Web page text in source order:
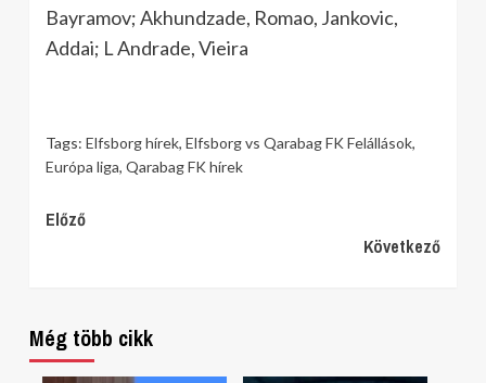
Bayramov; Akhundzade, Romao, Jankovic,
Addai; L Andrade, Vieira
Tags: Elfsborg hírek, Elfsborg vs Qarabag FK Felállások,
Európa liga, Qarabag FK hírek
Continue
Előző
Következő
Még több cikk